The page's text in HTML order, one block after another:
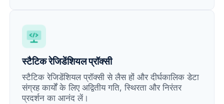
स्टैटिक रेजिडेंशियल प्रॉक्सी
स्टैटिक रेजिडेंशियल प्रॉक्सी से लैस हों और दीर्घकालिक डेटा
संग्रह कार्यों के लिए अद्वितीय गति, स्थिरता और निरंतर
प्रदर्शन का आनंद लें।